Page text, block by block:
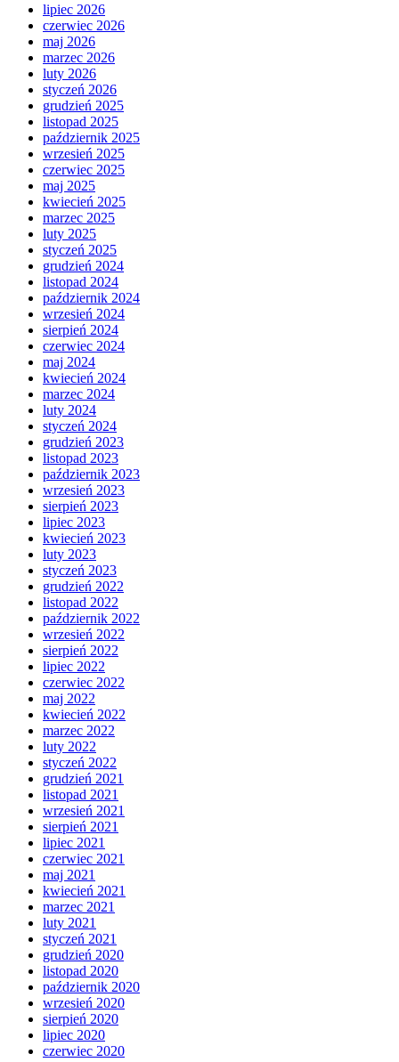
lipiec 2026
czerwiec 2026
maj 2026
marzec 2026
luty 2026
styczeń 2026
grudzień 2025
listopad 2025
październik 2025
wrzesień 2025
czerwiec 2025
maj 2025
kwiecień 2025
marzec 2025
luty 2025
styczeń 2025
grudzień 2024
listopad 2024
październik 2024
wrzesień 2024
sierpień 2024
czerwiec 2024
maj 2024
kwiecień 2024
marzec 2024
luty 2024
styczeń 2024
grudzień 2023
listopad 2023
październik 2023
wrzesień 2023
sierpień 2023
lipiec 2023
kwiecień 2023
luty 2023
styczeń 2023
grudzień 2022
listopad 2022
październik 2022
wrzesień 2022
sierpień 2022
lipiec 2022
czerwiec 2022
maj 2022
kwiecień 2022
marzec 2022
luty 2022
styczeń 2022
grudzień 2021
listopad 2021
wrzesień 2021
sierpień 2021
lipiec 2021
czerwiec 2021
maj 2021
kwiecień 2021
marzec 2021
luty 2021
styczeń 2021
grudzień 2020
listopad 2020
październik 2020
wrzesień 2020
sierpień 2020
lipiec 2020
czerwiec 2020